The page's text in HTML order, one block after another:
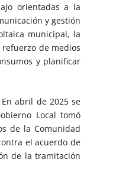
orientadas a la
y gestión
municipal, la
de medios
y planificar
abril de 2025 se
Local tomó
de la Comunidad
el acuerdo de
de la tramitación